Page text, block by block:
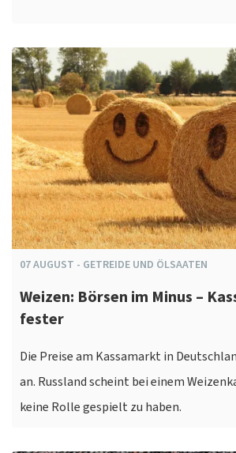
07AUGUST - GETREIDE UND ÖLSAATEN
Weizen: Börsen im Minus –
fester
Die Preise am Kassamarkt in
an. Russland scheint bei einem
keine Rolle gespielt zu haben.